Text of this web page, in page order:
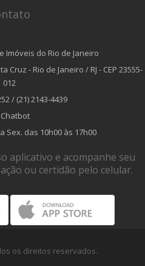
Imóveis do Rio de Janeiro
Cruz - Rio de Janeiro / RJ - CEP 23555-
012
/ (21) 2143-4439
Chatbot
Sex. das 10h00 às 17h00
aplicativo e acompanhe seu
ou certidão pelo celular.
os direitos reservados.